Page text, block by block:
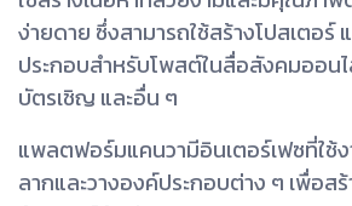
ง่ายดาย ซึ่งสามารถใช้สร้างโปสเตอร์
ประกอบสำหรับโพสต์ในสื่อสังคมออน
บัตรเชิญ และอื่น ๆ
แพลตฟอร์มแคนวามีอินเตอร์เฟซที่ใช้ง
ลากและวางองค์ประกอบต่าง ๆ เพื่อส